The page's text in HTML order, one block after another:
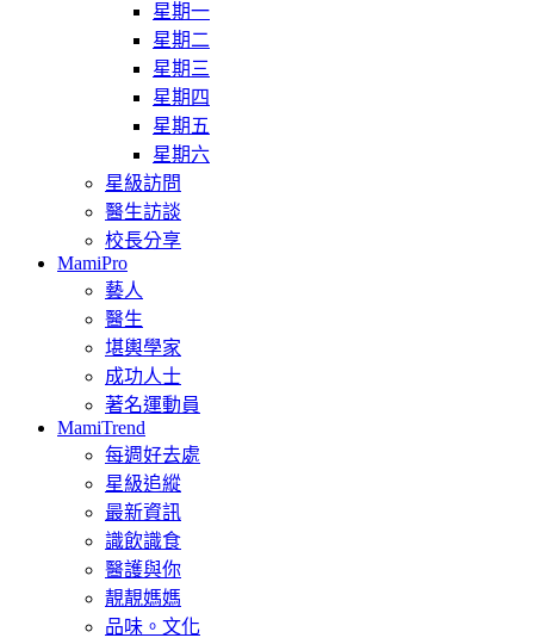
星期一
星期二
星期三
星期四
星期五
星期六
星級訪問
醫生訪談
校長分享
MamiPro
藝人
醫生
堪輿學家
成功人士
著名運動員
MamiTrend
每週好去處
星級追縱
最新資訊
識飲識食
醫護與你
靚靚媽媽
品味。文化